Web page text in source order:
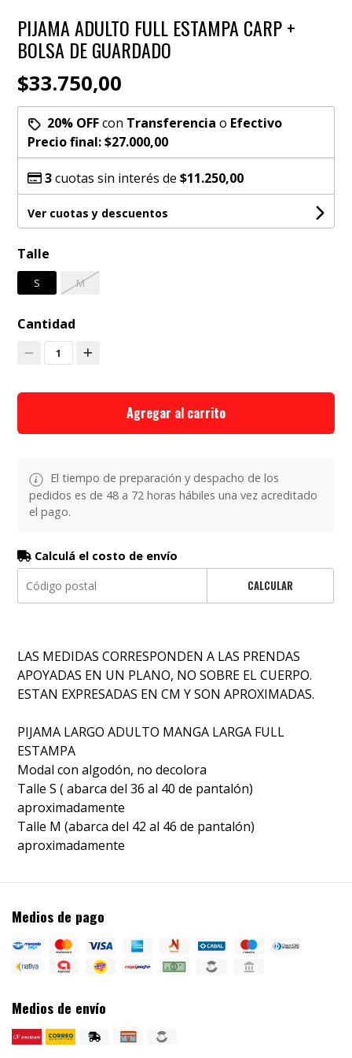
PIJAMA ADULTO FULL ESTAMPA CARP +
BOLSA DE GUARDADO
$33.750,00
20% OFFcon Transferencia o Efectivo
Precio final:$27.000,00
3cuotas sin interés de$11.250,00
Ver cuotas y descuentos
Talle
S M
Cantidad
1
Agregar al carrito
El tiempo de preparación y despacho de los
pedidos es de 48 a 72 horas hábiles una vez acreditado
el pago.
Calculá el costo de envío
CALCULAR
LAS MEDIDAS CORRESPONDEN A LAS PRENDAS
APOYADAS EN UN PLANO, NO SOBRE EL CUERPO.
ESTAN EXPRESADAS EN CM Y SON APROXIMADAS.
PIJAMA LARGO ADULTO MANGA LARGA FULL
ESTAMPA
Modal con algodón, no decolora
Talle S ( abarca del 36 al 40 de pantalón)
aproximadamente
Talle M (abarca del 42 al 46 de pantalón)
aproximadamente
Medios de pago
Medios de envío